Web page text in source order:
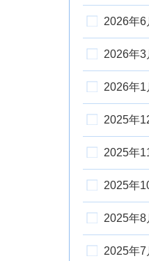
2026年6
2026年3
2026年1
2025年
2025年
2025年
2025年8
2025年7